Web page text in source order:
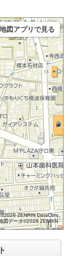
©2026 ZENRIN DataCom
図データ©2026 ZENRIN
地図アプリで見る